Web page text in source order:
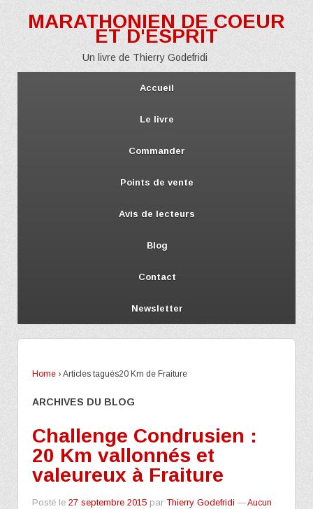
MARATHONIEN DE COEUR
ET D'ESPRIT
Un livre de Thierry Godefridi
Accueil
Le livre
Commander
Points de vente
Avis de lecteurs
Blog
Contact
Newsletter
Home › Articles tagués20 Km de Fraiture
ARCHIVES DU BLOG
Challenge Condrusien :
20 Km vallonnés et
valeureux à Fraiture
Posté le 27 septembre 2015 par Thierry Godefridi —Aucun